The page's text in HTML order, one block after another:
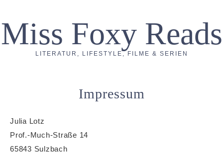
Miss Foxy Reads
LITERATUR, LIFESTYLE, FILME & SERIEN
Impressum
Julia Lotz
Prof.-Much-Straße 14
65843 Sulzbach